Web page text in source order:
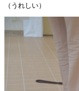
（うれしい）